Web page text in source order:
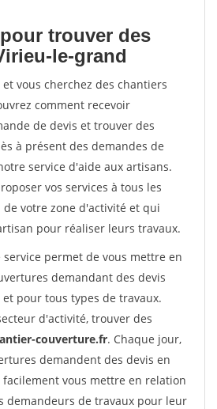
trouver des
le-grand
vous cherchez des chantiers
comment recevoir
de devis et trouver des
à présent des demandes de
service d'aide aux artisans.
vos services à tous les
votre zone d'activité et qui
pour réaliser leurs travaux.
permet de vous mettre en
demandant des devis
pour tous types de travaux.
d'activité, trouver des
couverture.fr. Chaque jour,
demandent des devis en
vous mettre en relation
demandeurs de travaux pour leur